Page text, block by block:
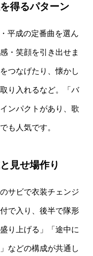
得るパターン
平成の定番曲を選ん
・笑顔を引き出せま
つなげたり、懐かし
り入れるなど。「バ
ンパクトがあり、歌
も人気です。
見せ場作り
サビで衣装チェンジ
で入り、後半で隊形
り上げる」「途中に
などの構成が共通し